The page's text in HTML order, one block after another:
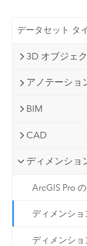
データセット タ
3D オブジェ
アノテーショ
BIM
CAD
ディメンショ
ArcGIS Pro
ディメンシ
ディメンシ